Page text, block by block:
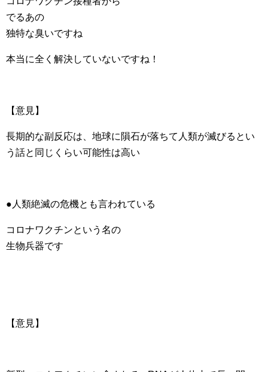
でるあの
独特な臭いですね
本当に全く解決していないですね！
【意見】
長期的な副反応は、地球に隕石が落ちて人類が滅びるとい
う話と同じくらい可能性は高い
●人類絶滅の危機とも言われている
コロナワクチンという名の
生物兵器です
【意見】